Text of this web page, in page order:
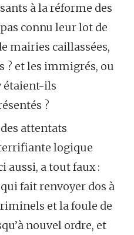
à la réforme des
connu leur lot de
mairies caillassées,
? et les immigrés, ou
étaient-ils
?
attentats
logique
aussi, a tout faux :
fait renvoyer dos à
et la foule de
nouvel ordre, et